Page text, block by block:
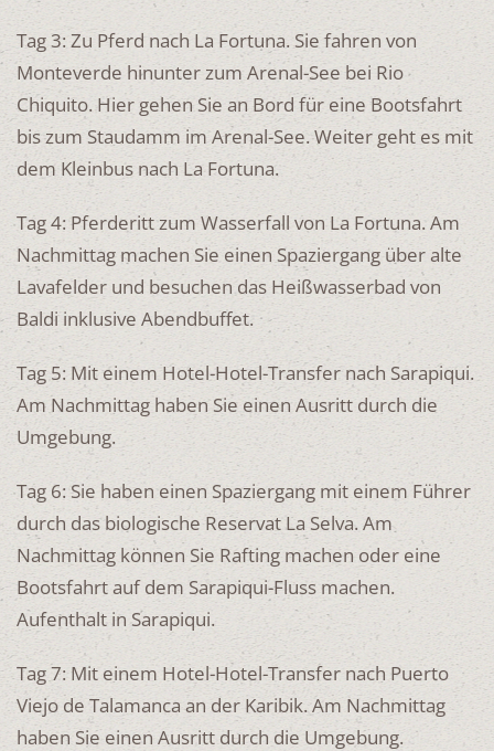
Tag 3: Zu Pferd nach La Fortuna. Sie fahren von
Monteverde hinunter zum Arenal-See bei Rio
Chiquito. Hier gehen Sie an Bord für eine Bootsfahrt
bis zum Staudamm im Arenal-See. Weiter geht es mit
dem Kleinbus nach La Fortuna.
Tag 4: Pferderitt zum Wasserfall von La Fortuna. Am
Nachmittag machen Sie einen Spaziergang über alte
Lavafelder und besuchen das Heißwasserbad von
Baldi inklusive Abendbuffet.
Tag 5: Mit einem Hotel-Hotel-Transfer nach Sarapiqui.
Am Nachmittag haben Sie einen Ausritt durch die
Umgebung.
Tag 6: Sie haben einen Spaziergang mit einem Führer
durch das biologische Reservat La Selva. Am
Nachmittag können Sie Rafting machen oder eine
Bootsfahrt auf dem Sarapiqui-Fluss machen.
Aufenthalt in Sarapiqui.
Tag 7: Mit einem Hotel-Hotel-Transfer nach Puerto
Viejo de Talamanca an der Karibik. Am Nachmittag
haben Sie einen Ausritt durch die Umgebung.